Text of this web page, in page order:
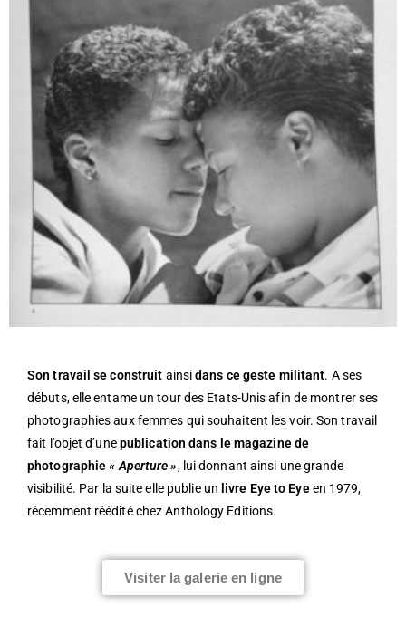
Son travail se construit ainsidans ce geste militant. A ses
débuts, elle entame un tour des Etats-Unis afin de montrer ses
photographies aux femmes qui souhaitent les voir. Son travail
fait l’objet d’unepublication dans le magazine de
photographie« Aperture », lui donnant ainsi une grande
visibilité. Par la suite elle publie un livre Eye to Eyeen 1979,
récemment réédité chez Anthology Editions.
Visiter la galerie en ligne